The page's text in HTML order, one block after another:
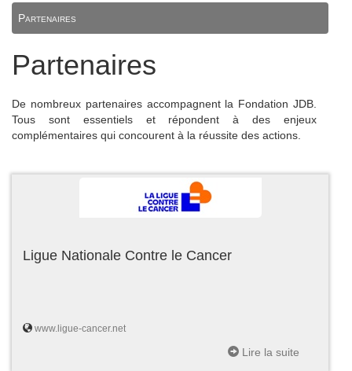
Partenaires
Partenaires
De nombreux partenaires accompagnent la Fondation JDB.
Tous sont essentiels et répondent à des enjeux
complémentaires qui concourent à la réussite des actions.
Ligue Nationale Contre le Cancer
www.ligue-cancer.net
Lire la suite